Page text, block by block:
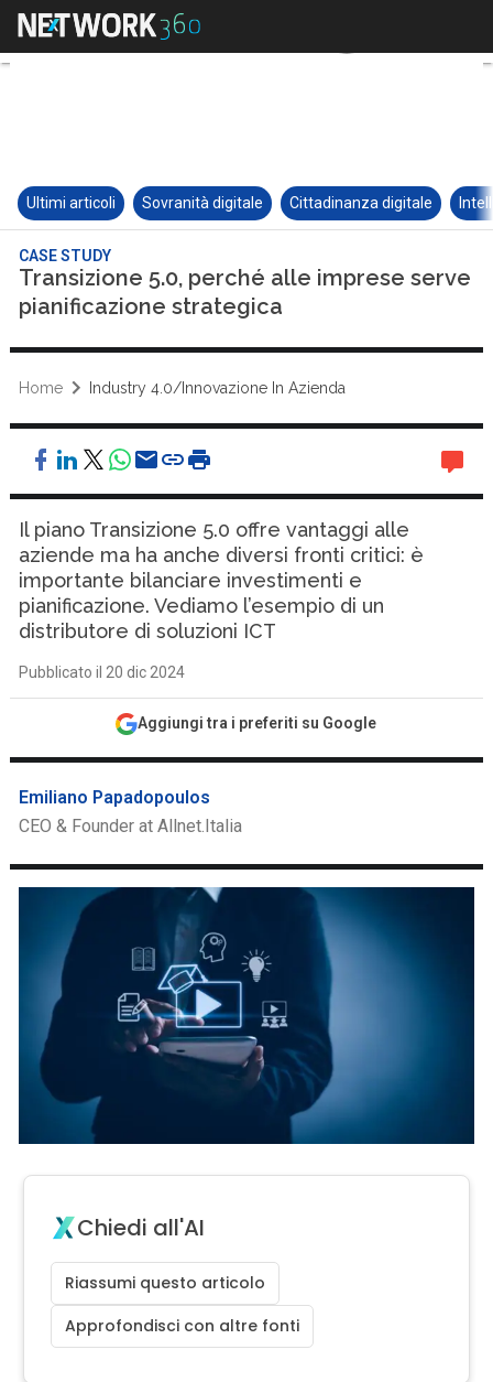
Ultimi articoli Sovranità digitale Cittadinanza digitale
CASE STUDY
Transizione 5.0, perché alle imprese serve
pianificazione strategica
Home Industry 4.0/Innovazione In Azienda
Il piano Transizione 5.0 offre vantaggi alle
aziende ma ha anche diversi fronti critici: è
importante bilanciare investimenti e
pianificazione. Vediamo l’esempio di un
distributore di soluzioni ICT
Pubblicato il 20 dic 2024
Aggiungi tra i preferiti su Google
Emiliano Papadopoulos
CEO & Founder at Allnet.Italia
Chiedi all'AI
Riassumi questo articolo
Approfondisci con altre fonti